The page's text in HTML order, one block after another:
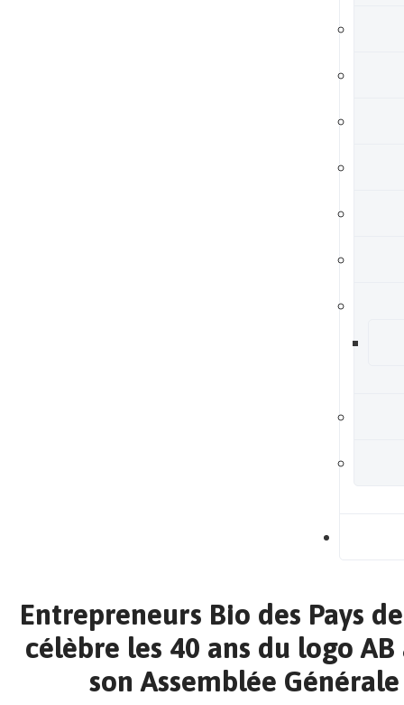
Entrepreneurs Bio des Pays
célèbre les 40 ans du logo AB
son Assemblée